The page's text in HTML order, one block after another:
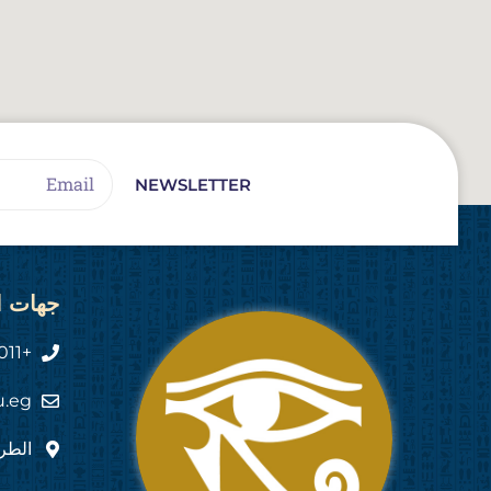
NEWSLETTER
جهات
+2011 444 555 82